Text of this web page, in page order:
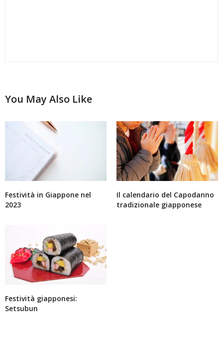
You May Also Like
Festività in Giappone nel
2023
Il calendario del Capodanno
tradizionale giapponese
Festività giapponesi:
Setsubun